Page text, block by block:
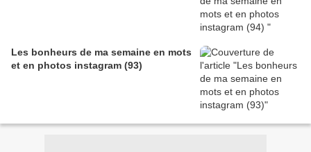
Les bonheurs de ma semaine en mots
et en photos instagram (93)